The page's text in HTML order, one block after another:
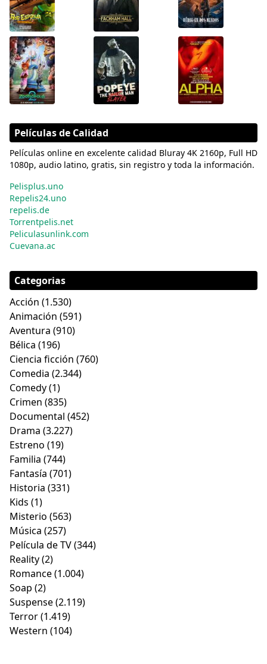
Películas de Calidad
Películas online en excelente calidad Bluray 4K 2160p, Full HD
1080p, audio latino, gratis, sin registro y toda la información.
Pelisplus.uno
Repelis24.uno
repelis.de
Torrentpelis.net
Peliculasunlink.com
Cuevana.ac
Categorias
Acción (1.530)
Animación (591)
Aventura (910)
Bélica (196)
Ciencia ficción (760)
Comedia (2.344)
Comedy(1)
Crimen (835)
Documental (452)
Drama (3.227)
Estreno (19)
Familia (744)
Fantasía (701)
Historia (331)
Kids (1)
Misterio (563)
Música (257)
Película de TV(344)
Reality(2)
Romance(1.004)
Soap (2)
Suspense(2.119)
Terror(1.419)
Western (104)